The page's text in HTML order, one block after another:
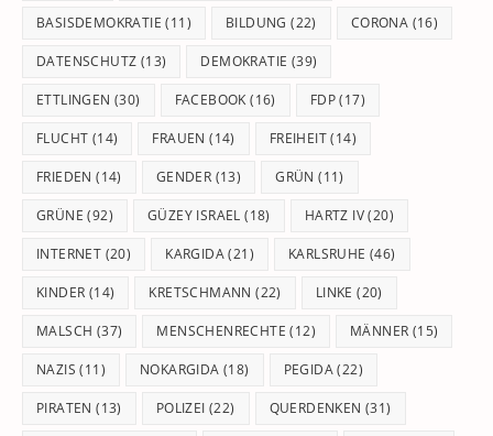
BASISDEMOKRATIE (11) BILDUNG (22) CORONA (16)
DATENSCHUTZ (13) DEMOKRATIE (39)
ETTLINGEN (30) FACEBOOK (16) FDP(17)
FLUCHT (14) FRAUEN (14) FREIHEIT(14)
FRIEDEN (14) GENDER (13) GRÜN (11)
GRÜNE (92) GÜZEY ISRAEL (18) HARTZ IV(20)
INTERNET (20) KARGIDA(21) KARLSRUHE (46)
KINDER (14) KRETSCHMANN (22) LINKE (20)
MALSCH (37) MENSCHENRECHTE (12) MÄNNER (15)
NAZIS (11) NOKARGIDA (18) PEGIDA(22)
PIRATEN (13) POLIZEI (22) QUERDENKEN (31)